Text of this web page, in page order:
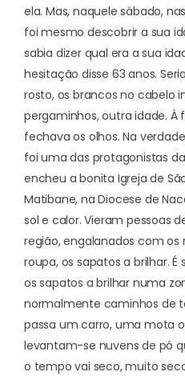
ela. Mas, naquele sábado,
foi mesmo descobrir a sua
sabia dizer qual era a sua
hesitação disse 63 anos.
rosto, os brancos no cabelo
pergaminhos, outra idade. À
fechava os olhos. Na
foi uma das protagonistas
encheu a bonita Igreja de
Matibane, na Diocese de
sol e calor. Vieram pessoas
região, engalanados com
roupa, os sapatos a brilhar.
os sapatos a brilhar numa
normalmente caminhos de
passa um carro, uma mota
levantam-se nuvens de pó
o tempo vai seco, muito